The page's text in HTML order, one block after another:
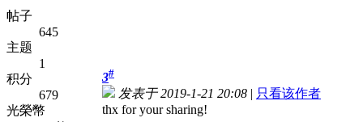
帖子
645
主题
1
积分
679
光榮幣
3#
发表于 2019-1-21 20:08 | 只看该作者
thx for your sharing!